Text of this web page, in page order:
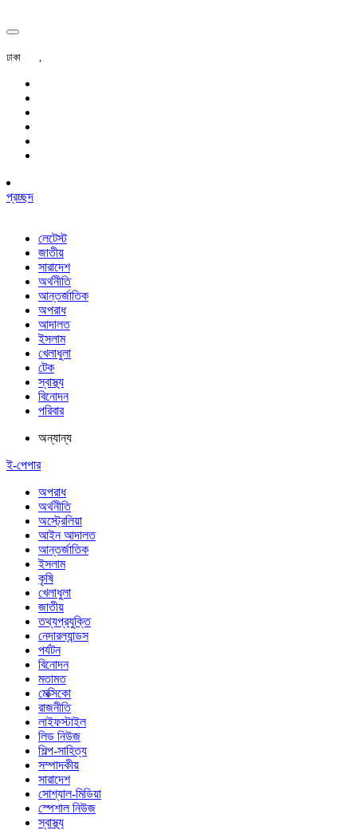
ঢাকা ,
প্রচ্ছদ
লেটেস্ট
জাতীয়
সারাদেশ
অর্থনীতি
আন্তর্জাতিক
অপরাধ
আদালত
ইসলাম
খেলাধুলা
টেক
স্বাস্থ্য
বিনোদন
পরিবার
অন্যান্য
ই-পেপার
অপরাধ
অর্থনীতি
অস্ট্রেলিয়া
আইন আদালত
আন্তর্জাতিক
ইসলাম
কৃষি
খেলাধুলা
জাতীয়
তথ্যপ্রযুক্তি
নেদারল্যান্ডস
পর্যটন
বিনোদন
মতামত
মেক্সিকো
রাজনীতি
লাইফস্টাইল
লিড নিউজ
শিল্প-সাহিত্য
সম্পাদকীয়
সারাদেশ
সোশ্যাল-মিডিয়া
স্পেশাল নিউজ
স্বাস্থ্য